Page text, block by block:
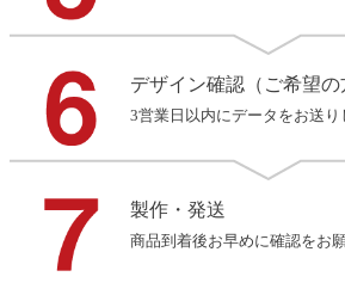
デザイン確認（ご希望の
3営業日以内にデータをお送り
製作・発送
商品到着後お早めに確認をお